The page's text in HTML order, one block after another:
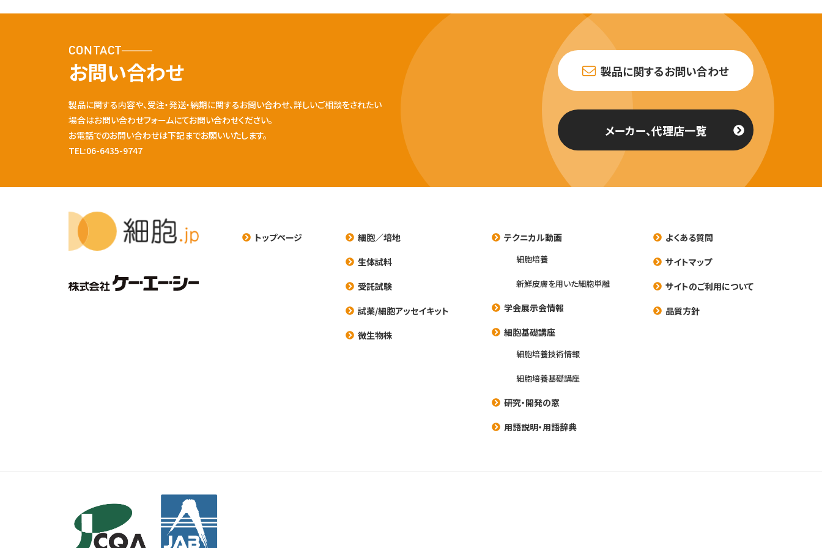
CONTACT
お問い合わせ
製品に関する内容や、受注・発送・納期に関するお問い合わせ、詳しいご相談をされたい
場合はお問い合わせフォームにてお問い合わせください。
お電話でのお問い合わせは下記までお願いいたします。
TEL:06-6435-9747
製品に関するお問い合わせ
メーカー、代理店一覧
トップページ
細胞／培地
生体試料
受託試験
試薬/細胞アッセイキット
微生物株
テクニカル動画
細胞培養
新鮮皮膚を用いた細胞単離
学会展示会情報
細胞基礎講座
細胞培養技術情報
細胞培養基礎講座
研究・開発の窓
用語説明・用語辞典
よくある質問
サイトマップ
サイトのご利用について
品質方針